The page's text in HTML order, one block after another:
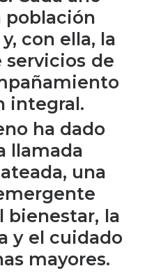
población
y, con ella, la
servicios de
integral.
ha dado
llamada
una
bienestar, la
y el cuidado
mayores.